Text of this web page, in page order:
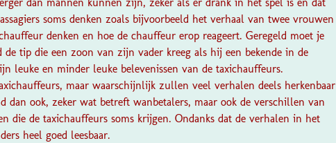
dan mannen kunnen zijn, zeker als er drank in het spel is en dat
soms denken zoals bijvoorbeeld het verhaal van twee vrouwen
denken en hoe de chauffeur erop reageert. Geregeld moet je
tip die een zoon van zijn vader kreeg als hij een bekende in de
leuke en minder leuke belevenissen van de taxichauffeurs.
maar waarschijnlijk zullen veel verhalen deels herkenbaar
ook, zeker wat betreft wanbetalers, maar ook de verschillen van
die de taxichauffeurs soms krijgen. Ondanks dat de verhalen in het
heel goed leesbaar.